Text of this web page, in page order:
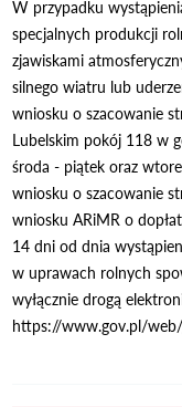
W przypadku
specjalnych produkcji
zjawiskami
silnego wiatru lub
wniosku o szacowanie
Lubelskim pokój 118 w
środa - piątek oraz
wniosku o szacowanie
wniosku ARiMR o
14 dni od dnia
w uprawach rolnych
wyłącznie drogą
https://www.gov.pl/